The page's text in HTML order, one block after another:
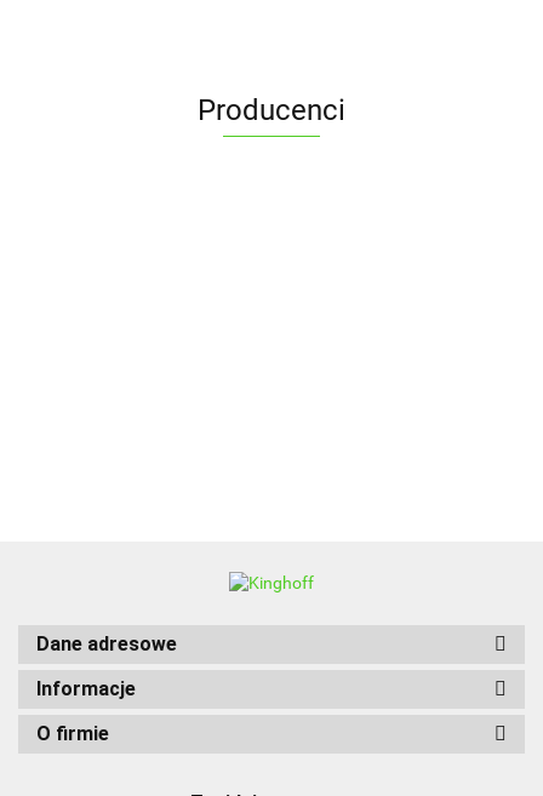
Producenci
Dane adresowe
Informacje
O firmie